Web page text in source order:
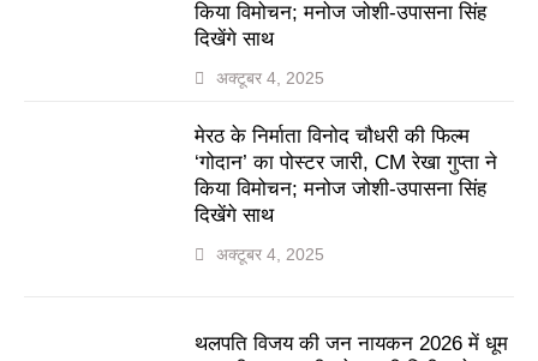
किया विमोचन; मनोज जोशी-उपासना सिंह
दिखेंगे साथ
अक्टूबर 4, 2025
मेरठ के निर्माता विनोद चौधरी की फिल्म
‘गोदान’ का पोस्टर जारी, CM रेखा गुप्ता ने
किया विमोचन; मनोज जोशी-उपासना सिंह
दिखेंगे साथ
अक्टूबर 4, 2025
थलपति विजय की जन नायकन 2026 में धूम